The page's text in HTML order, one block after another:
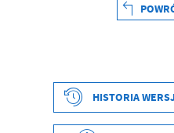
HISTORIA